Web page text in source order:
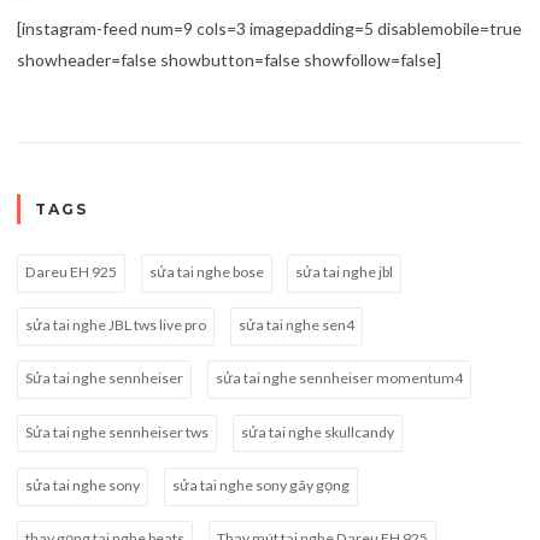
[instagram-feed num=9 cols=3 imagepadding=5 disablemobile=true
showheader=false showbutton=false showfollow=false]
TAGS
Dareu EH 925 sửa tai nghe bose sửa tai nghe jbl
sửa tai nghe JBL tws live pro sửa tai nghe sen4
Sửa tai nghe sennheiser sửa tai nghe sennheiser momentum4
Sửa tai nghe sennheiser tws sửa tai nghe skullcandy
sửa tai nghe sony sửa tai nghe sony gãy gọng